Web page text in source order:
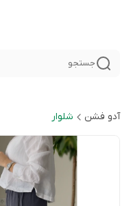
جستجو
آدو فشن شلوار